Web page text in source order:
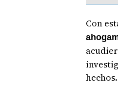
Con
hechos.